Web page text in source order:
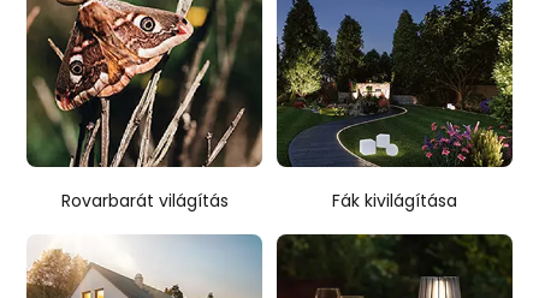
Rovarbarát világítás Fák kivilágítása